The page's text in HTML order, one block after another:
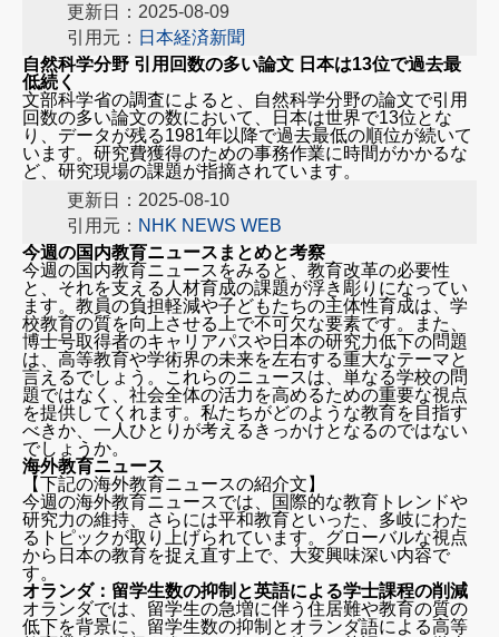
更新日：2025-08-09
引用元： 日本経済新聞
自然科学分野 引用回数の多い論文 日本は13位で過去最
低続く
文部科学省の調査によると、自然科学分野の論文で引用
回数の多い論文の数において、日本は世界で13位とな
り、データが残る1981年以降で過去最低の順位が続いて
います。研究費獲得のための事務作業に時間がかかるな
ど、研究現場の課題が指摘されています。
更新日：2025-08-10
引用元： NHK NEWS WEB
今週の国内教育ニュースまとめと考察
今週の国内教育ニュースをみると、教育改革の必要性
と、それを支える人材育成の課題が浮き彫りになってい
ます。教員の負担軽減や子どもたちの主体性育成は、学
校教育の質を向上させる上で不可欠な要素です。また、
博士号取得者のキャリアパスや日本の研究力低下の問題
は、高等教育や学術界の未来を左右する重大なテーマと
言えるでしょう。これらのニュースは、単なる学校の問
題ではなく、社会全体の活力を高めるための重要な視点
を提供してくれます。私たちがどのような教育を目指す
べきか、一人ひとりが考えるきっかけとなるのではない
でしょうか。
海外教育ニュース
【下記の海外教育ニュースの紹介文】
今週の海外教育ニュースでは、国際的な教育トレンドや
研究力の維持、さらには平和教育といった、多岐にわた
るトピックが取り上げられています。グローバルな視点
から日本の教育を捉え直す上で、大変興味深い内容で
す。
オランダ：留学生数の抑制と英語による学士課程の削減
オランダでは、留学生の急増に伴う住居難や教育の質の
低下を背景に、留学生数の抑制とオランダ語による高等